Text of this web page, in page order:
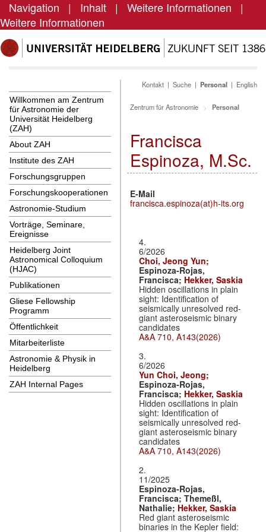
Navigation | Inhalt | Weitere Informationen |
Weitere Informationen
Willkommen am Zentrum
für Astronomie der
Universität Heidelberg
(ZAH)
About ZAH
Institute des ZAH
Forschungsgruppen
Forschungskooperationen
Astronomie-Studium
Vorträge, Seminare,
Ereignisse
Heidelberg Joint
Astronomical Colloquium
(HJAC)
Publikationen
Gliese Fellowship
Programm
Öffentlichkeit
Mitarbeiterliste
Astronomie & Physik in
Heidelberg
ZAH Internal Pages
Kontakt | Suche | Personal | English
Zentrum für Astronomie Personal
Francisca
Espinoza, M.Sc.
E-Mail
francisca.espinoza(at)h-its.org
4.
6/2026
Choi, Jeong Yun;
Espinoza-Rojas,
Francisca; Hekker, Saskia
Hidden oscillations in plain
sight: Identification of
seismically unresolved red-
giant asteroseismic binary
candidates
A&A 710, A143(2026)
3.
6/2026
Yun Choi, Jeong;
Espinoza-Rojas,
Francisca; Hekker, Saskia
Hidden oscillations in plain
sight: Identification of
seismically unresolved red-
giant asteroseismic binary
candidates
A&A 710, A143(2026)
2.
11/2025
Espinoza-Rojas,
Francisca; Themeßl,
Nathalie; Hekker, Saskia
Red giant asteroseismic
binaries in the Kepler field: